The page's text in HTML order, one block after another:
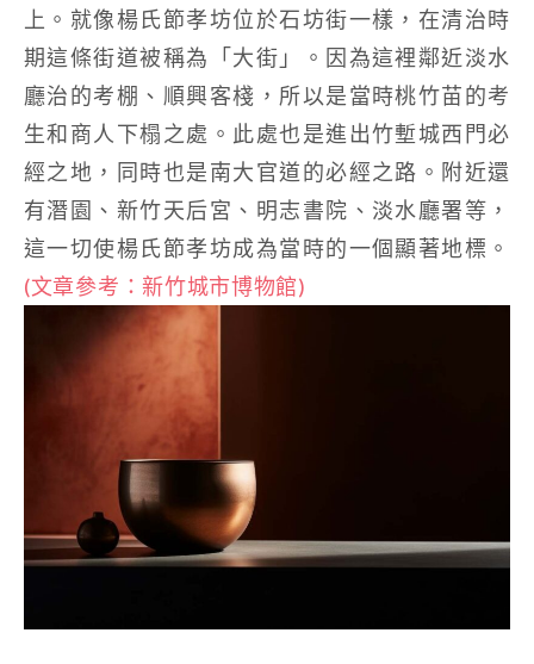
上。就像楊氏節孝坊位於石坊街一樣，在清治時
期這條街道被稱為「大街」。因為這裡鄰近淡水
廳治的考棚、順興客棧，所以是當時桃竹苗的考
生和商人下榻之處。此處也是進出竹塹城西門必
經之地，同時也是南大官道的必經之路。附近還
有潛園、新竹天后宮、明志書院、淡水廳署等，
這一切使楊氏節孝坊成為當時的一個顯著地標。
(文章參考：新竹城市博物館)